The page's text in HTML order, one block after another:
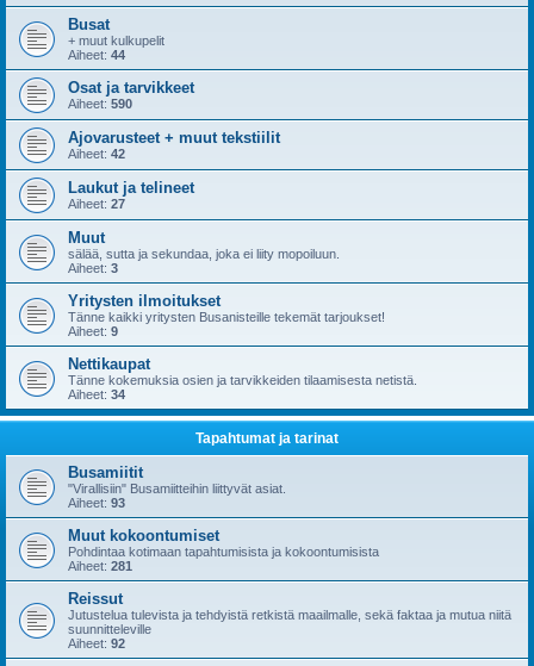
Busat
+ muut kulkupelit
Aiheet: 44
Osat ja tarvikkeet
Aiheet: 590
Ajovarusteet + muut tekstiilit
Aiheet: 42
Laukut ja telineet
Aiheet: 27
Muut
sälää, sutta ja sekundaa, joka ei liity mopoiluun.
Aiheet: 3
Yritysten ilmoitukset
Tänne kaikki yritysten Busanisteille tekemät tarjoukset!
Aiheet: 9
Nettikaupat
Tänne kokemuksia osien ja tarvikkeiden tilaamisesta netistä.
Aiheet: 34
Tapahtumat ja tarinat
Busamiitit
"Virallisiin" Busamiitteihin liittyvät asiat.
Aiheet: 93
Muut kokoontumiset
Pohdintaa kotimaan tapahtumisista ja kokoontumisista
Aiheet: 281
Reissut
Jutustelua tulevista ja tehdyistä retkistä maailmalle, sekä faktaa ja mutua niitä
suunnitteleville
Aiheet: 92